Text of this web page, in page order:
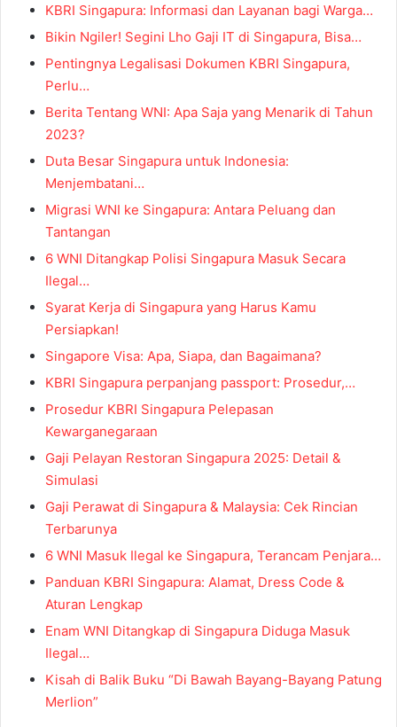
KBRI Singapura: Informasi dan Layanan bagi Warga…
Bikin Ngiler! Segini Lho Gaji IT di Singapura, Bisa…
Pentingnya Legalisasi Dokumen KBRI Singapura,
Perlu…
Berita Tentang WNI: Apa Saja yang Menarik di Tahun
2023?
Duta Besar Singapura untuk Indonesia:
Menjembatani…
Migrasi WNI ke Singapura: Antara Peluang dan
Tantangan
6 WNI Ditangkap Polisi Singapura Masuk Secara
Ilegal…
Syarat Kerja di Singapura yang Harus Kamu
Persiapkan!
Singapore Visa: Apa, Siapa, dan Bagaimana?
KBRI Singapura perpanjang passport: Prosedur,…
Prosedur KBRI Singapura Pelepasan
Kewarganegaraan
Gaji Pelayan Restoran Singapura 2025: Detail &
Simulasi
Gaji Perawat di Singapura & Malaysia: Cek Rincian
Terbarunya
6 WNI Masuk Ilegal ke Singapura, Terancam Penjara…
Panduan KBRI Singapura: Alamat, Dress Code &
Aturan Lengkap
Enam WNI Ditangkap di Singapura Diduga Masuk
Ilegal…
Kisah di Balik Buku “Di Bawah Bayang-Bayang Patung
Merlion”